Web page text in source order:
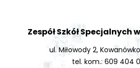
Zespół Szkół Specjalnych
ul. Miłowody 2,
tel. kom.: 609 404